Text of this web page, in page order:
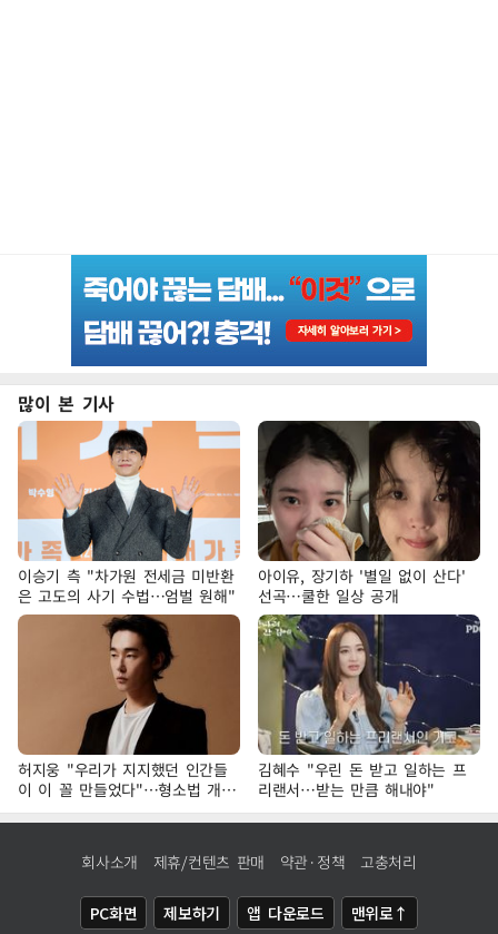
많이 본 기사
이승기 측 "차가원 전세금 미반환
은 고도의 사기 수법…엄벌 원해"
아이유, 장기하 '별일 없이 산다'
선곡…쿨한 일상 공개
허지웅 "우리가 지지했던 인간들
이 이 꼴 만들었다"…형소법 개정
에 격한 반응
김혜수 "우린 돈 받고 일하는 프
리랜서…받는 만큼 해내야"
회사소개 제휴/컨텐츠 판매 약관·정책 고충처리
PC화면 제보하기 앱 다운로드 맨위로↑